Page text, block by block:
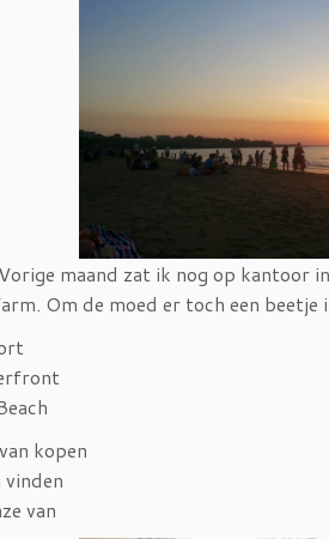
maand zat ik nog op kantoor
Om de moed er toch een
kopen
vinden
van